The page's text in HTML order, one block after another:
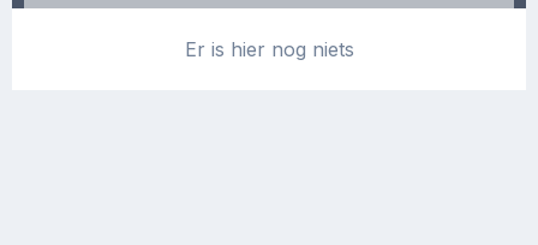
Er is hier nog niets